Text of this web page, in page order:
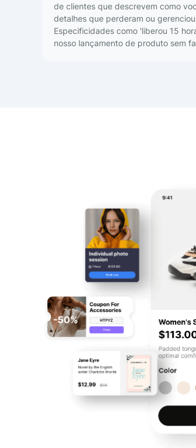
de clientes que descrevem como
detalhes que perderam ou
Especificidades como 'liberou 15
nosso lançamento de produto sem